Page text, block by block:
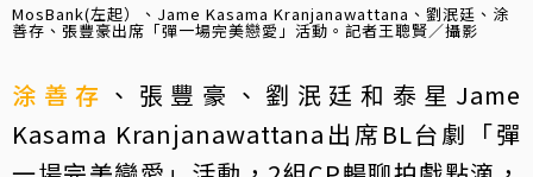
MosBank(左起）、Jame Kasama Kranjanawattana、劉泯廷、涂
善存、張豐豪出席「彈一場完美戀愛」活動。記者王聰賢／攝影
涂善存 、張豐豪、劉泯廷和泰星Jame
Kasama Kranjanawattana出席BL台劇「彈